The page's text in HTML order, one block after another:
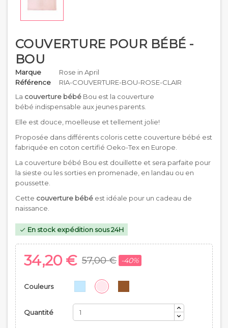
COUVERTURE POUR BÉBÉ -
BOU
Marque
Rose in April
Référence
RIA-COUVERTURE-BOU-ROSE-CLAIR
La couverture bébé Bou est la couverture
bébé indispensable aux jeunes parents.
Elle est douce, moelleuse et tellement jolie!
Proposée dans différents coloris cette couverture bébé est
fabriquée en coton certifié Oeko-Tex en Europe.
La couverture bébé Bou est douillette et sera parfaite pour
la sieste ou les sorties en promenade, en landau ou en
poussette.
Cette couverture bébé est idéale pour un cadeau de
naissance.
 En stock expédition sous 24H
34,20 € 57,00 € -40%
Couleurs
Quantité